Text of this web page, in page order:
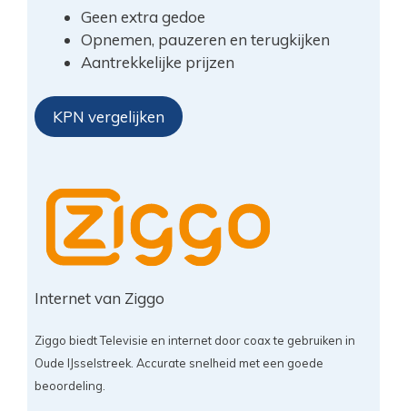
Geen extra gedoe
Opnemen, pauzeren en terugkijken
Aantrekkelijke prijzen
KPN vergelijken
Internet van Ziggo
Ziggo biedt Televisie en internet door coax te gebruiken in
Oude IJsselstreek. Accurate snelheid met een goede
beoordeling.